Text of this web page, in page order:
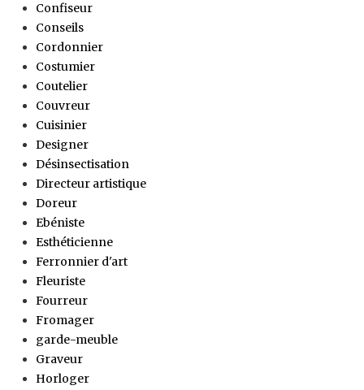
Confiseur
Conseils
Cordonnier
Costumier
Coutelier
Couvreur
Cuisinier
Designer
Désinsectisation
Directeur artistique
Doreur
Ebéniste
Esthéticienne
Ferronnier d'art
Fleuriste
Fourreur
Fromager
garde-meuble
Graveur
Horloger